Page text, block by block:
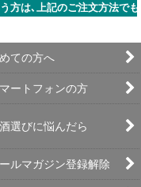
方は､上記のご注文方法で
ての方へ
ートフォンの方
選びに悩んだら
ルマガジン登録解除